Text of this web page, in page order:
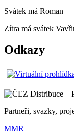
Svátek má Roman
Zítra má svátek
Odkazy
Partneři, svazky,
MMR